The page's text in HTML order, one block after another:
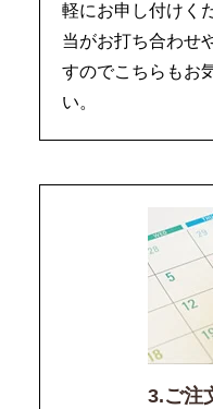
軽にお申し付けく
当がお打ち合わせ
すのでこちらもお
い。
3.ご注